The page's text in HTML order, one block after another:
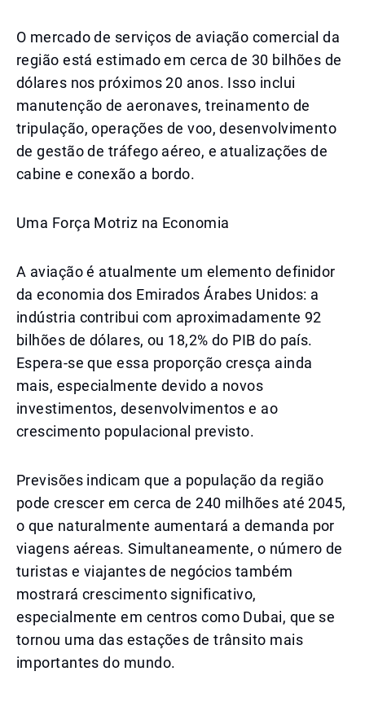
O mercado de serviços de aviação comercial da
região está estimado em cerca de 30 bilhões de
dólares nos próximos 20 anos. Isso inclui
manutenção de aeronaves, treinamento de
tripulação, operações de voo, desenvolvimento
de gestão de tráfego aéreo, e atualizações de
cabine e conexão a bordo.
Uma Força Motriz na Economia
A aviação é atualmente um elemento definidor
da economia dos Emirados Árabes Unidos: a
indústria contribui com aproximadamente 92
bilhões de dólares, ou 18,2% do PIB do país.
Espera-se que essa proporção cresça ainda
mais, especialmente devido a novos
investimentos, desenvolvimentos e ao
crescimento populacional previsto.
Previsões indicam que a população da região
pode crescer em cerca de 240 milhões até 2045,
o que naturalmente aumentará a demanda por
viagens aéreas. Simultaneamente, o número de
turistas e viajantes de negócios também
mostrará crescimento significativo,
especialmente em centros como Dubai, que se
tornou uma das estações de trânsito mais
importantes do mundo.